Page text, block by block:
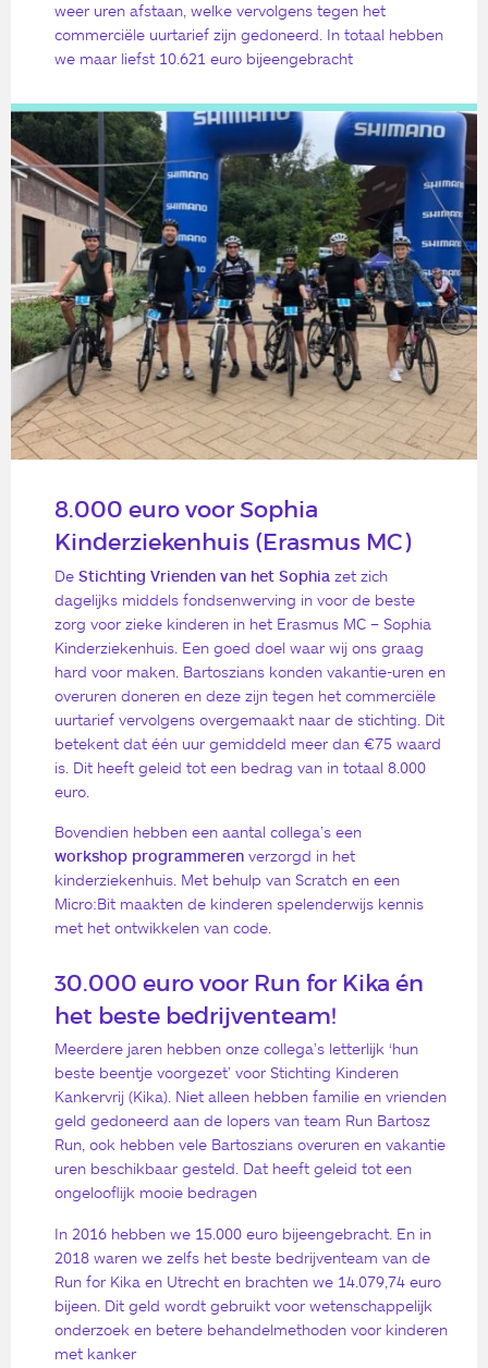
weer uren afstaan, welke vervolgens tegen het
commerciële uurtarief zijn gedoneerd. In totaal hebben
we maar liefst 10.621 euro bijeengebracht
8.000 euro voor Sophia
Kinderziekenhuis (Erasmus MC)
De Stichting Vrienden van het Sophia zet zich
dagelijks middels fondsenwerving in voor de beste
zorg voor zieke kinderen in het Erasmus MC – Sophia
Kinderziekenhuis. Een goed doel waar wij ons graag
hard voor maken. Bartoszians konden vakantie-uren en
overuren doneren en deze zijn tegen het commerciële
uurtarief vervolgens overgemaakt naar de stichting. Dit
betekent dat één uur gemiddeld meer dan €75 waard
is. Dit heeft geleid tot een bedrag van in totaal 8.000
euro.
Bovendien hebben een aantal collega’s een
workshop programmeren verzorgd in het
kinderziekenhuis. Met behulp van Scratch en een
Micro:Bit maakten de kinderen spelenderwijs kennis
met het ontwikkelen van code.
30.000 euro voor Run for Kika én
het beste bedrijventeam!
Meerdere jaren hebben onze collega’s letterlijk ‘hun
beste beentje voorgezet’ voor Stichting Kinderen
Kankervrij (Kika). Niet alleen hebben familie en vrienden
geld gedoneerd aan de lopers van team Run Bartosz
Run, ook hebben vele Bartoszians overuren en vakantie
uren beschikbaar gesteld. Dat heeft geleid tot een
ongelooflijk mooie bedragen
In 2016 hebben we 15.000 euro bijeengebracht. En in
2018 waren we zelfs het beste bedrijventeam van de
Run for Kika en Utrecht en brachten we 14.079,74 euro
bijeen. Dit geld wordt gebruikt voor wetenschappelijk
onderzoek en betere behandelmethoden voor kinderen
met kanker